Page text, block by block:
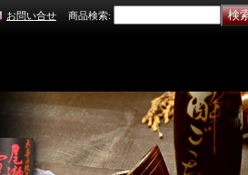
お問い合せ 商品検索: